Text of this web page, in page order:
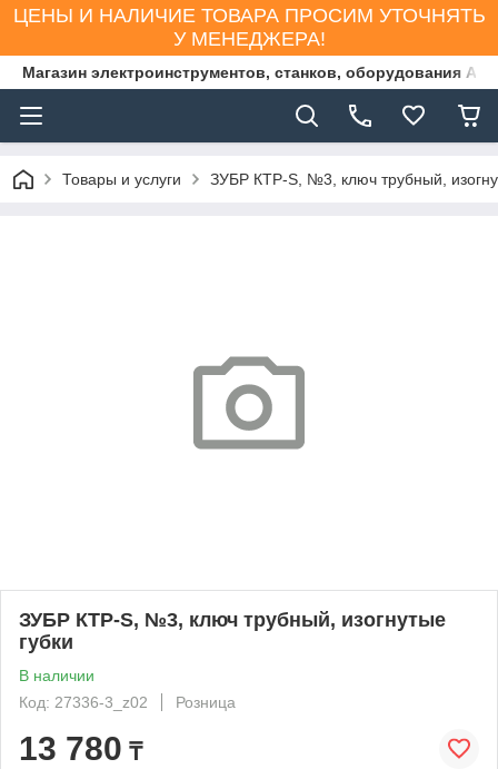
ЦЕНЫ И НАЛИЧИЕ ТОВАРА ПРОСИМ УТОЧНЯТЬ
У МЕНЕДЖЕРА!
Магазин электроинструментов, станков, оборудования
Товары и услуги ЗУБР КТР-S, №3, ключ трубный,
ЗУБР КТР-S, №3, ключ трубный, изогнутые
губки
В наличии
Код: 27336-3_z02
Розница
13 780 ₸